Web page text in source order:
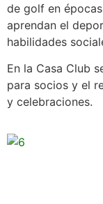
de golf en
aprendan el
habilidades
En la Casa Club
para socios y el
y celebraciones.